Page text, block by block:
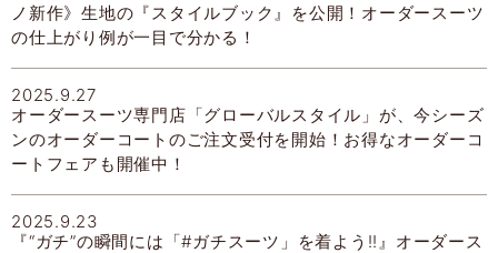
ノ新作》生地の『スタイルブック』を公開！オーダースーツ
の仕上がり例が一目で分かる！
2025.9.27
オーダースーツ専門店「グローバルスタイル」が、今シーズ
ンのオーダーコートのご注文受付を開始！お得なオーダーコ
ートフェアも開催中！
2025.9.23
『“ガチ”の瞬間には「#ガチスーツ」を着よう!!』オーダース